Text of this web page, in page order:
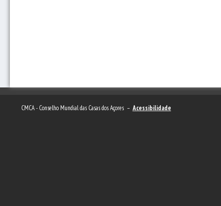
CMCA - Conselho Mundial das Casas dos Açores – Acessibilidade